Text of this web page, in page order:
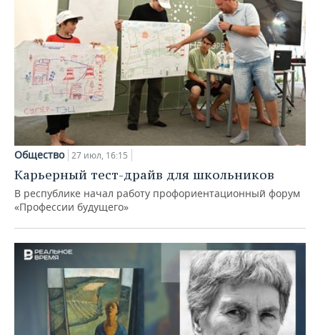
Общество 27 июл, 16:15
Карьерный тест-драйв для школьников
В республике начал работу профориентационный форум
«Профессии будущего»